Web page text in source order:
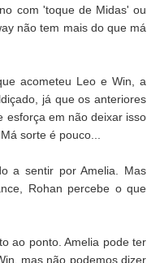
com 'toque de Midas' ou
não tem mais do que má
acometeu Leo e Win, a
já que os anteriores
esforça em não deixar isso
sorte é pouco...
a sentir por Amelia. Mas
Rohan percebe o que
ao ponto. Amelia pode ter
mas não podemos dizer